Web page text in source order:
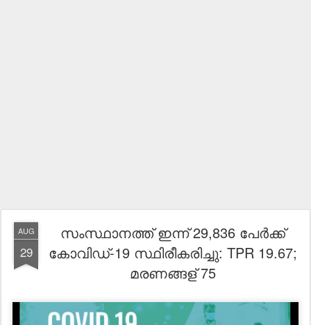
AUG
29
സംസ്ഥാനത്ത് ഇന്ന് 29,836 പേര്‍ക്ക്
കോവിഡ്-19 സ്ഥിരീകരിച്ചു: TPR 19.67;
മരണങ്ങള് 75